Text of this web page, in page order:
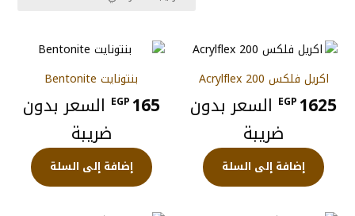
اكريل فلكس 200 Acrylflex
EGP 1625
السعر بدون
ضريبة
إضافة إلى السلة
بنتونايت Bentonite
EGP 165
السعر بدون
ضريبة
إضافة إلى السلة